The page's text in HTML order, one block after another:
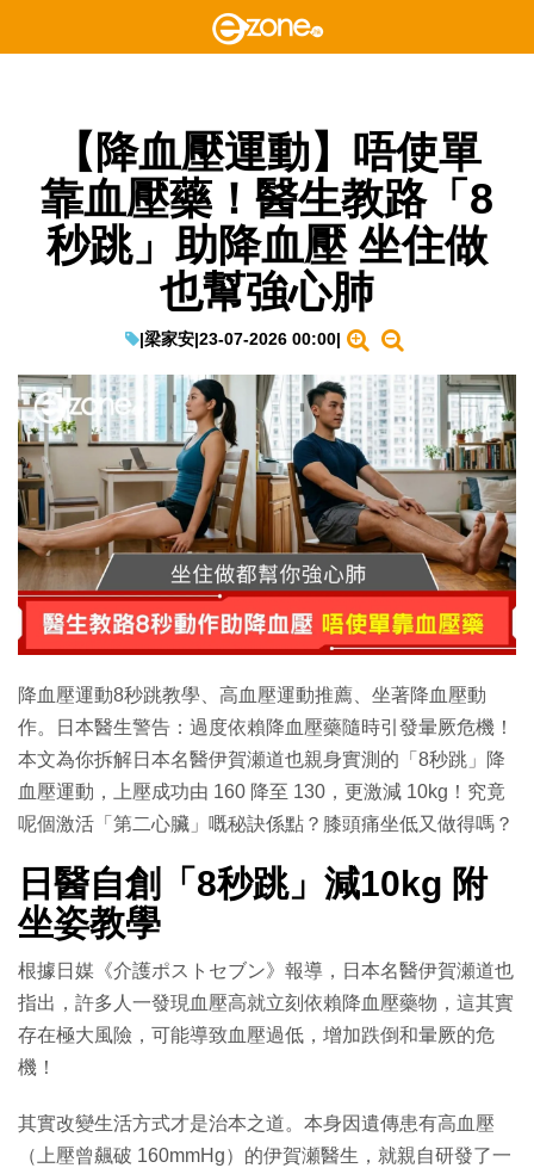
【降血壓運動】唔使單
靠血壓藥！醫生教路「8
秒跳」助降血壓 坐住做
也幫強心肺
|梁家安|23-07-2026 00:00|
降血壓運動8秒跳教學、高血壓運動推薦、坐著降血壓動
作。日本醫生警告：過度依賴降血壓藥隨時引發暈厥危機！
本文為你拆解日本名醫伊賀瀬道也親身實測的「8秒跳」降
血壓運動，上壓成功由 160 降至 130，更激減 10kg！究竟
呢個激活「第二心臟」嘅秘訣係點？膝頭痛坐低又做得嗎？
日醫自創「8秒跳」減10kg 附
坐姿教學
根據日媒《介護ポストセブン》報導，日本名醫伊賀瀬道也
指出，許多人一發現血壓高就立刻依賴降血壓藥物，這其實
存在極大風險，可能導致血壓過低，增加跌倒和暈厥的危
機！
其實改變生活方式才是治本之道。本身因遺傳患有高血壓
（上壓曾飆破 160mmHg）的伊賀瀬醫生，就親自研發了一